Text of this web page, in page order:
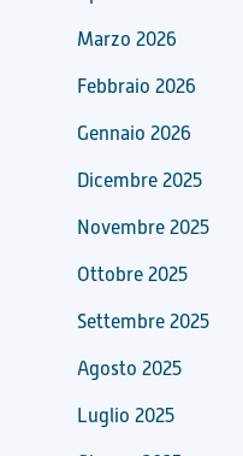
Marzo 2026
Febbraio 2026
Gennaio 2026
Dicembre 2025
Novembre 2025
Ottobre 2025
Settembre 2025
Agosto 2025
Luglio 2025